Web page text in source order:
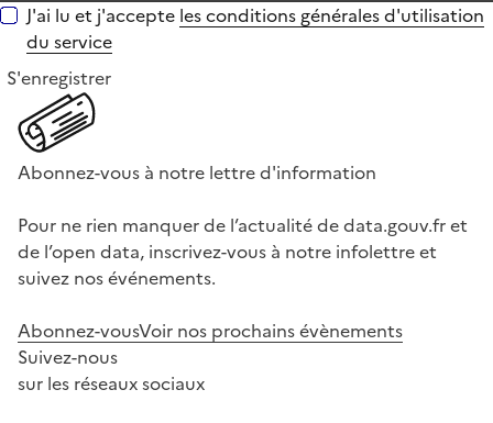
J'ai lu et j'accepte les conditions générales d'utilisation
du service
S'enregistrer
Abonnez-vous à notre lettre d'information
Pour ne rien manquer de l’actualité de data.gouv.fr et
de l’open data, inscrivez-vous à notre infolettre et
suivez nos événements.
Abonnez-vousVoir nos prochains évènements
Suivez-nous
sur les réseaux sociaux